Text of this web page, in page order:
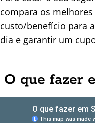
compara os
custo/benefício para
dia e garantir um
O que fazer